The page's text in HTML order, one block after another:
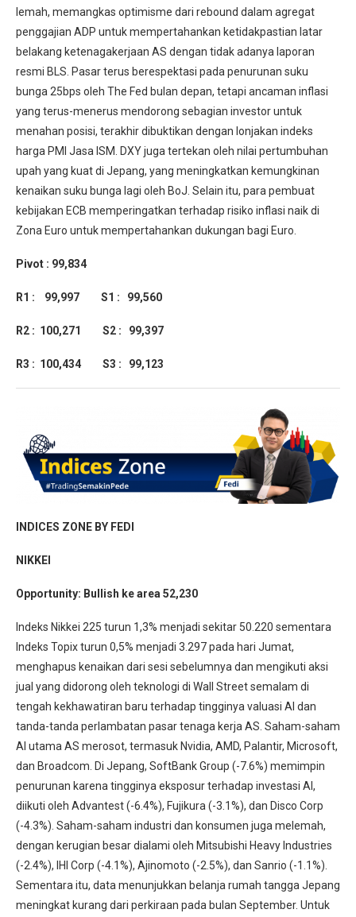
lemah, memangkas optimisme dari rebound dalam agregat
penggajian ADP untuk mempertahankan ketidakpastian latar
belakang ketenagakerjaan AS dengan tidak adanya laporan
resmi BLS. Pasar terus berespektasi pada penurunan suku
bunga 25bps oleh The Fed bulan depan, tetapi ancaman inflasi
yang terus-menerus mendorong sebagian investor untuk
menahan posisi, terakhir dibuktikan dengan lonjakan indeks
harga PMI Jasa ISM. DXY juga tertekan oleh nilai pertumbuhan
upah yang kuat di Jepang, yang meningkatkan kemungkinan
kenaikan suku bunga lagi oleh BoJ. Selain itu, para pembuat
kebijakan ECB memperingatkan terhadap risiko inflasi naik di
Zona Euro untuk mempertahankan dukungan bagi Euro.
Pivot : 99,834
R1 : 99,997 S1 : 99,560
R2 : 100,271 S2 : 99,397
R3 : 100,434 S3 : 99,123
INDICES ZONE BY FEDI
NIKKEI
Opportunity: Bullish ke area 52,230
Indeks Nikkei 225 turun 1,3% menjadi sekitar 50.220 sementara
Indeks Topix turun 0,5% menjadi 3.297 pada hari Jumat,
menghapus kenaikan dari sesi sebelumnya dan mengikuti aksi
jual yang didorong oleh teknologi di Wall Street semalam di
tengah kekhawatiran baru terhadap tingginya valuasi AI dan
tanda-tanda perlambatan pasar tenaga kerja AS. Saham-saham
AI utama AS merosot, termasuk Nvidia, AMD, Palantir, Microsoft,
dan Broadcom. Di Jepang, SoftBank Group (-7.6%) memimpin
penurunan karena tingginya eksposur terhadap investasi AI,
diikuti oleh Advantest (-6.4%), Fujikura (-3.1%), dan Disco Corp
(-4.3%). Saham-saham industri dan konsumen juga melemah,
dengan kerugian besar dialami oleh Mitsubishi Heavy Industries
(-2.4%), IHI Corp (-4.1%), Ajinomoto (-2.5%), dan Sanrio (-1.1%).
Sementara itu, data menunjukkan belanja rumah tangga Jepang
meningkat kurang dari perkiraan pada bulan September. Untuk